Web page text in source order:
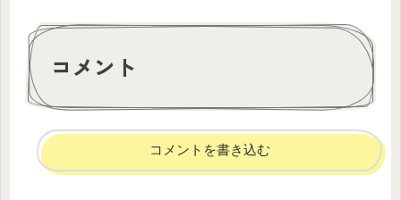
コメント
コメントを書き込む